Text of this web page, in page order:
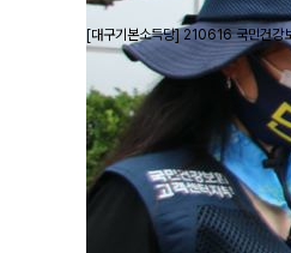
[대구기본소득당] 210616 국민건강